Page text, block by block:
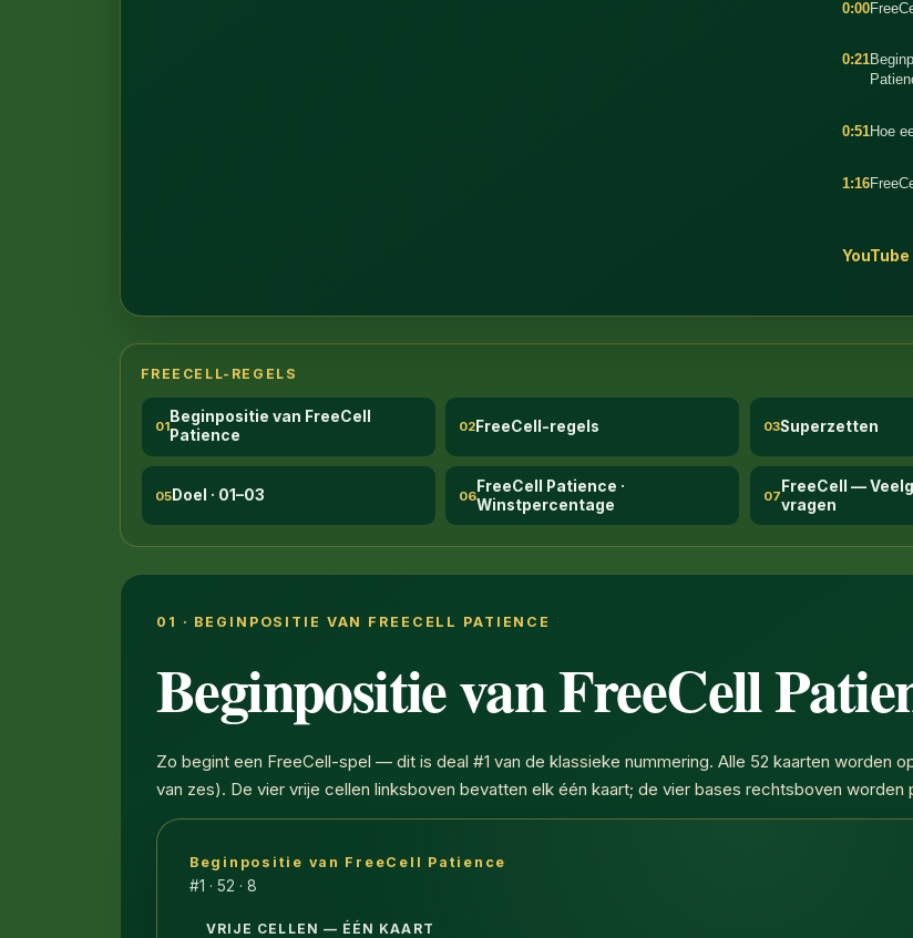
0:00
0:21
0:51Hoe
1:16
YouTube
FREECELL-REGELS
01
Beginpositie van FreeCell
Patience
02 FreeCell-regels 03Superzetten
05Doel · 01–03 06
FreeCell Patience ·
Winstpercentage
07
FreeCell —
vragen
01 · BEGINPOSITIE VAN FREECELL PATIENCE
Beginpositie van FreeCell
Zo begint een FreeCell-spel — dit is deal #1 van de klassieke nummering. Alle 52 kaarten worden
van zes). De vier vrije cellen linksboven bevatten elk één kaart; de vier bases rechtsboven
Acht tableau-kolommen met open kaarten: de eerste vier bevatten er zeven, de
Beginpositie van FreeCell Patience
#1 · 52 · 8
VRIJE CELLEN — ÉÉN KAART